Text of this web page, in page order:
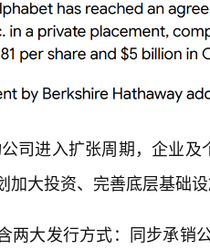
司进入扩张周期，企业
加大投资、完善底层基础
两大发行方式：同步承销